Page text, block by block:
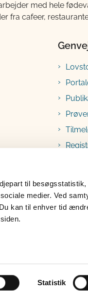
til
medier. Ved
kan til enhver tid
Statistik
med hele
fra cafeer,
Klage